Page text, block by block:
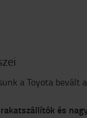
a Toyota bevált
és